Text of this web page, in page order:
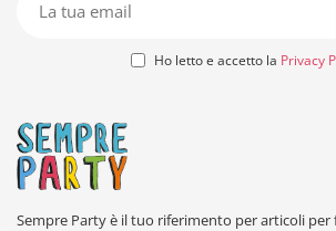
Ho letto e accetto la Privacy
Sempre Party è il tuo riferimento per articoli per